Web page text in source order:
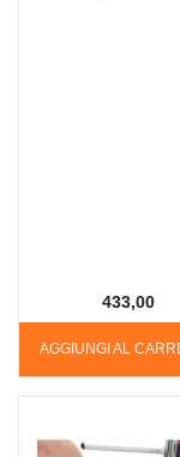
AGGIUNGI AL
433,00